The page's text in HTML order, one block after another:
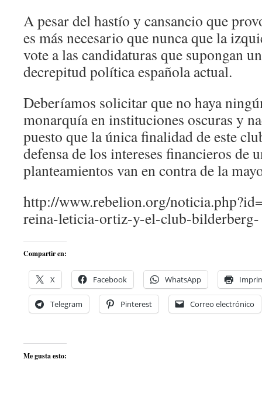
A pesar del hastío y cansancio que
es más necesario que nunca que la
vote a las candidaturas que supongan
decrepitud política española actual.
Deberíamos solicitar que no haya
monarquía en instituciones oscuras y
puesto que la única finalidad de este
defensa de los intereses financieros de
planteamientos van en contra de la
http://www.rebelion.org/
reina-leticia-ortiz-y-el-club-bilderberg-
Compartir en:
X Facebook WhatsApp
Telegram Pinterest Correo electrónico
Me gusta esto: